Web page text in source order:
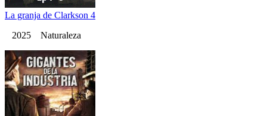
La granja de Clarkson 4
2025 Naturaleza